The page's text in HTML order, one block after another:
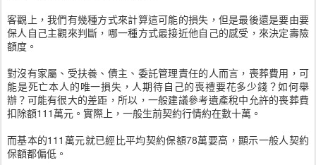
客觀上，我們有幾種方式來計算這可能的損失，但是最後還是要由要
保人自己主觀來判斷，哪一種方式最接近他自己的感受，來決定壽險
額度。
對沒有家屬、受扶養、債主、委託管理責任的人而言，喪葬費用，可
能是死亡本人的唯一損失，人期待自己的喪禮要花多少錢？如何舉
辦？可能有很大的差距，所以，一般建議參考遺產稅中允許的喪葬費
扣除額111萬元。實際上，一般生前契約行情約在數十萬。
而基本的111萬元就已經比平均契約保額78萬要高，顯示一般人契約
保額都偏低。